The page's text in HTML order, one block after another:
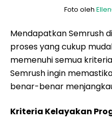
Foto oleh
Mendapatkan Semrush
proses yang cukup
memenuhi semua
Semrush ingin
benar-benar
Kriteria Kelayakan